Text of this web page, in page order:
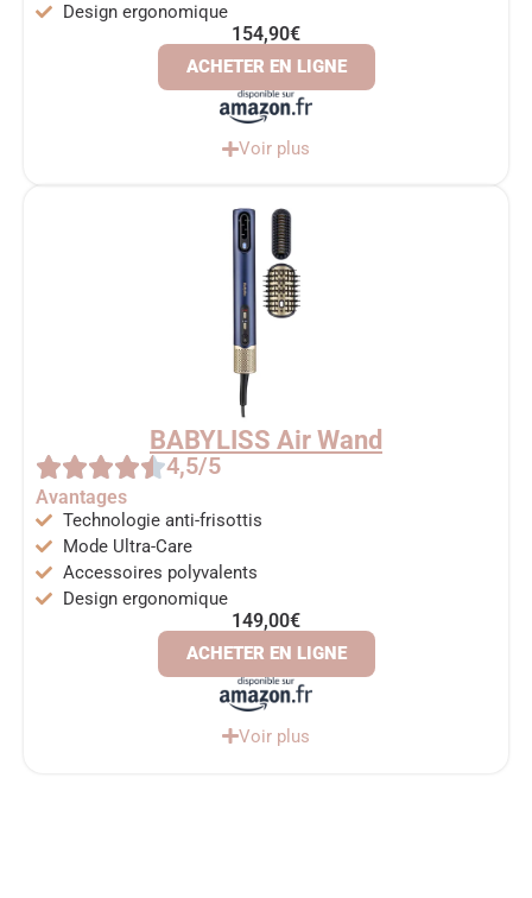
Design ergonomique
154,90€
ACHETER EN LIGNE
Voir plus
BABYLISS Air Wand
4,5/5
Avantages
Technologie anti-frisottis
Mode Ultra-Care
Accessoires polyvalents
Design ergonomique
149,00€
ACHETER EN LIGNE
Voir plus